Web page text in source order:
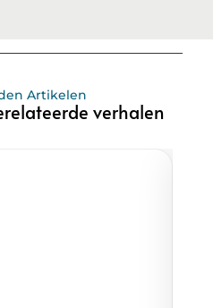
Artikelen
verhalen